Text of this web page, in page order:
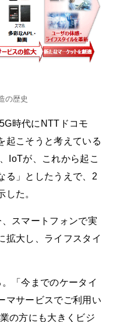
の歴史
時代にNTTドコモ
起こそうと考えている
IoTが、これから起こ
る」としたうえで、2
した。
スマートフォンで実
拡大し、ライフスタイ
「今までのケータイ
マサービスでご利用い
の方にも大きくビジ